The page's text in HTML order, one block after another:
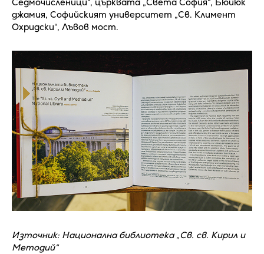
джамия, Софийският университет „Св. Климент
Охридски“, Лъвов мост.
Източник: Национална библиотека „Св. св. Кирил и
Методий“